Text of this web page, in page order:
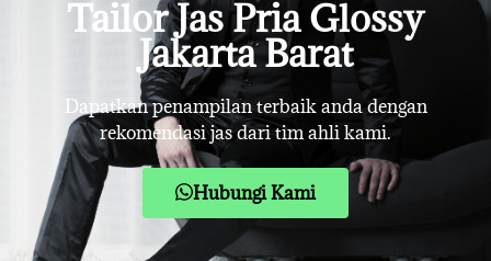
Tailor Jas Pria Glossy
Jakarta Barat
Dapatkan penampilan terbaik anda dengan
rekomendasi jas dari tim ahli kami.
Hubungi Kami